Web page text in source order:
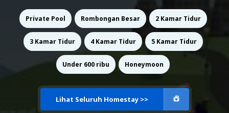
Private Pool Rombongan Besar 2 Kamar Tidur
3 Kamar Tidur 4 Kamar Tidur 5 Kamar Tidur
Under 600 ribu Honeymoon
Lihat Seluruh Homestay >>